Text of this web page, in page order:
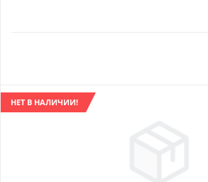
НЕТ В НАЛИЧИИ!